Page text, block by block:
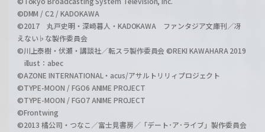
©DMM / C2 / KADOKAWA
©2017 丸戸史明・深崎暮人・KADOKAWA ファンタジア文庫刊／冴
えない♭な製作委員会
©川上泰樹・伏瀬・講談社／転スラ製作委員会 ©REKI KAWAHARA 2019
illust：abec
©AZONE INTERNATIONAL・acus/アサルトリリィプロジェクト
©TYPE-MOON / FGO6 ANIME PROJECT
©TYPE-MOON / FGO7 ANIME PROJECT
©Frontwing
©2013 橘公司・つなこ／富士見書房／「デート･ア･ライブ」製作委員会